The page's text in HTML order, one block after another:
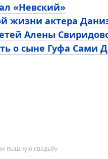
«Невский»
жизни актера
Алены
о сыне Гуфа Сами
пышную свадьбу